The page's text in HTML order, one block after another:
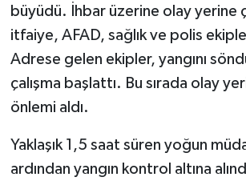
büyüdü. İhbar üzerine olay yerine
itfaiye, AFAD, sağlık ve polis
Adrese gelen ekipler, yangını
çalışma başlattı. Bu sırada olay
önlemi aldı.
Yaklaşık 1,5 saat süren yoğun
ardından yangın kontrol altına